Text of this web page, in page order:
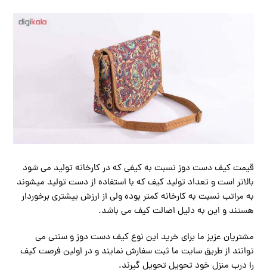
قیمت کیف دست دوز نسبت به کیفی که در کارخانه تولید می شود
بالاتر است و تعداد تولید کیف که با استفاده از دست تولید میشوند
به مراتب نسبت به کارخانه کمتر بوده ولی از ارزش بیشتری برخوردار
هستند و این به دلیل اصالت کیف می باشد.
مشتریان عزیز ما برای خرید این نوع کیف دست دوز و سنتی می
توانند از طریق سایت ما ثبت سفارش نمایند و در اولین فرصت کیف
را درب منزل خود تحویل تحویل گیرند.